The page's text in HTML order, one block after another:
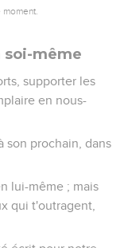
soi-même
supporter les
en nous-
son prochain, dans
lui-même ; mais
qui t'outragent,